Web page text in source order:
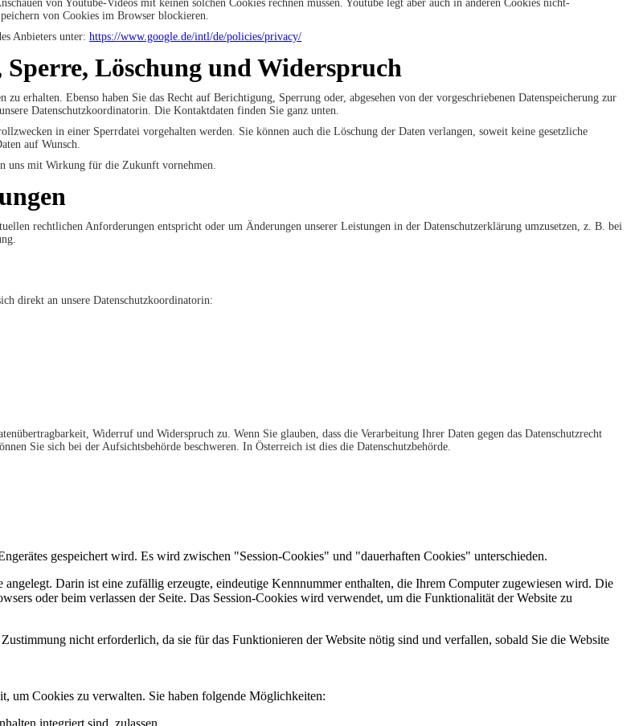
von Youtube-Videos mit keinen solchen Cookies rechnen müssen. Youtube legt aber auch in anderen Cookies nicht-
von Cookies im Browser blockieren.
Anbieters unter: https://www.google.de/intl/de/policies/privacy/
Löschung und Widerspruch
erhalten. Ebenso haben Sie das Recht auf Berichtigung, Sperrung oder, abgesehen von der vorgeschriebenen Datenspeicherung zur
Datenschutzkoordinatorin. Die Kontaktdaten finden Sie ganz unten.
in einer Sperrdatei vorgehalten werden. Sie können auch die Löschung der Daten verlangen, soweit keine gesetzliche
auf Wunsch.
uns mit Wirkung für die Zukunft vornehmen.
rechtlichen Anforderungen entspricht oder um Änderungen unserer Leistungen in der Datenschutzerklärung umzusetzen, z. B. bei
direkt an unsere Datenschutzkoordinatorin:
Widerruf und Widerspruch zu. Wenn Sie glauben, dass die Verarbeitung Ihrer Daten gegen das Datenschutzrecht
Sie sich bei der Aufsichtsbehörde beschweren. In Österreich ist dies die Datenschutzbehörde.
gespeichert wird. Es wird zwischen "Session-Cookies" und "dauerhaften Cookies" unterschieden.
Darin ist eine zufällig erzeugte, eindeutige Kennnummer enthalten, die Ihrem Computer zugewiesen wird. Die
oder beim verlassen der Seite. Das Session-Cookies wird verwendet, um die Funktionalität der Website zu
nicht erforderlich, da sie für das Funktionieren der Website nötig sind und verfallen, sobald Sie die Website
um Cookies zu verwalten. Sie haben folgende Möglichkeiten:
integriert sind, zulassen.